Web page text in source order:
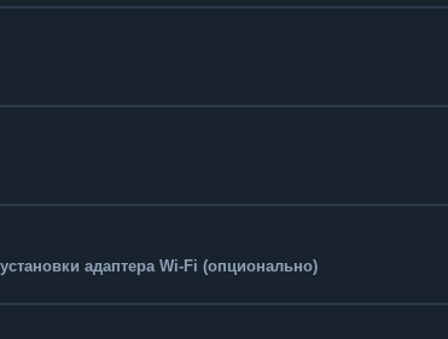
адаптера Wi-Fi (опционально)